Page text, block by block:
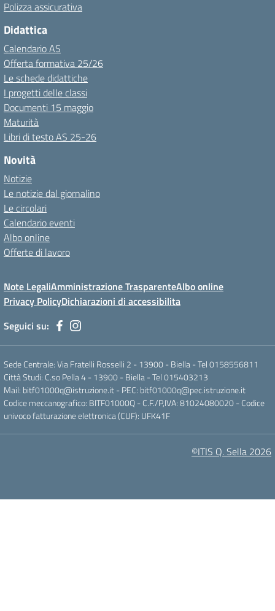
Polizza assicurativa
Didattica
Calendario AS
Offerta formativa 25/26
Le schede didattiche
I progetti delle classi
Documenti 15 maggio
Maturità
Libri di testo AS 25-26
Novità
Notizie
Le notizie dal giornalino
Le circolari
Calendario eventi
Albo online
Offerte di lavoro
Note LegaliAmministrazione TrasparenteAlbo online
Privacy PolicyDichiarazioni di accessibilita
Seguici su:
Sede Centrale: Via Fratelli Rosselli 2 - 13900 - Biella - Tel 0158556811
Città Studi: C.so Pella 4 - 13900 - Biella - Tel 015403213
Mail: bitf01000q@istruzione.it- PEC: bitf01000q@pec.istruzione.it
Codice meccanografico: BITF01000Q - C.F./P,IVA: 81024080020 - Codice
univoco fatturazione elettronica (CUF): UFK41F
©ITIS Q. Sella 2026